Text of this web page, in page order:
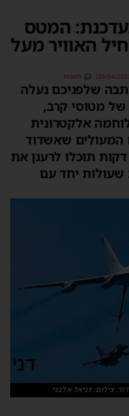
המטס
האוויר מעל
תגובות
שלפניכם נעלה
של מטוסי קרב,
אלקטרונית
המעולים שאשדוד
תוכלו לרענן את
שעולות יחד עם